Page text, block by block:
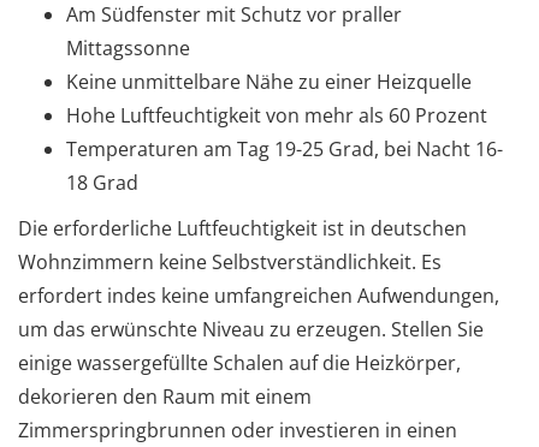
Am Südfenster mit Schutz vor praller
Mittagssonne
Keine unmittelbare Nähe zu einer Heizquelle
Hohe Luftfeuchtigkeit von mehr als 60 Prozent
Temperaturen am Tag 19-25 Grad, bei Nacht 16-
18 Grad
Die erforderliche Luftfeuchtigkeit ist in deutschen
Wohnzimmern keine Selbstverständlichkeit. Es
erfordert indes keine umfangreichen Aufwendungen,
um das erwünschte Niveau zu erzeugen. Stellen Sie
einige wassergefüllte Schalen auf die Heizkörper,
dekorieren den Raum mit einem
Zimmerspringbrunnen oder investieren in einen